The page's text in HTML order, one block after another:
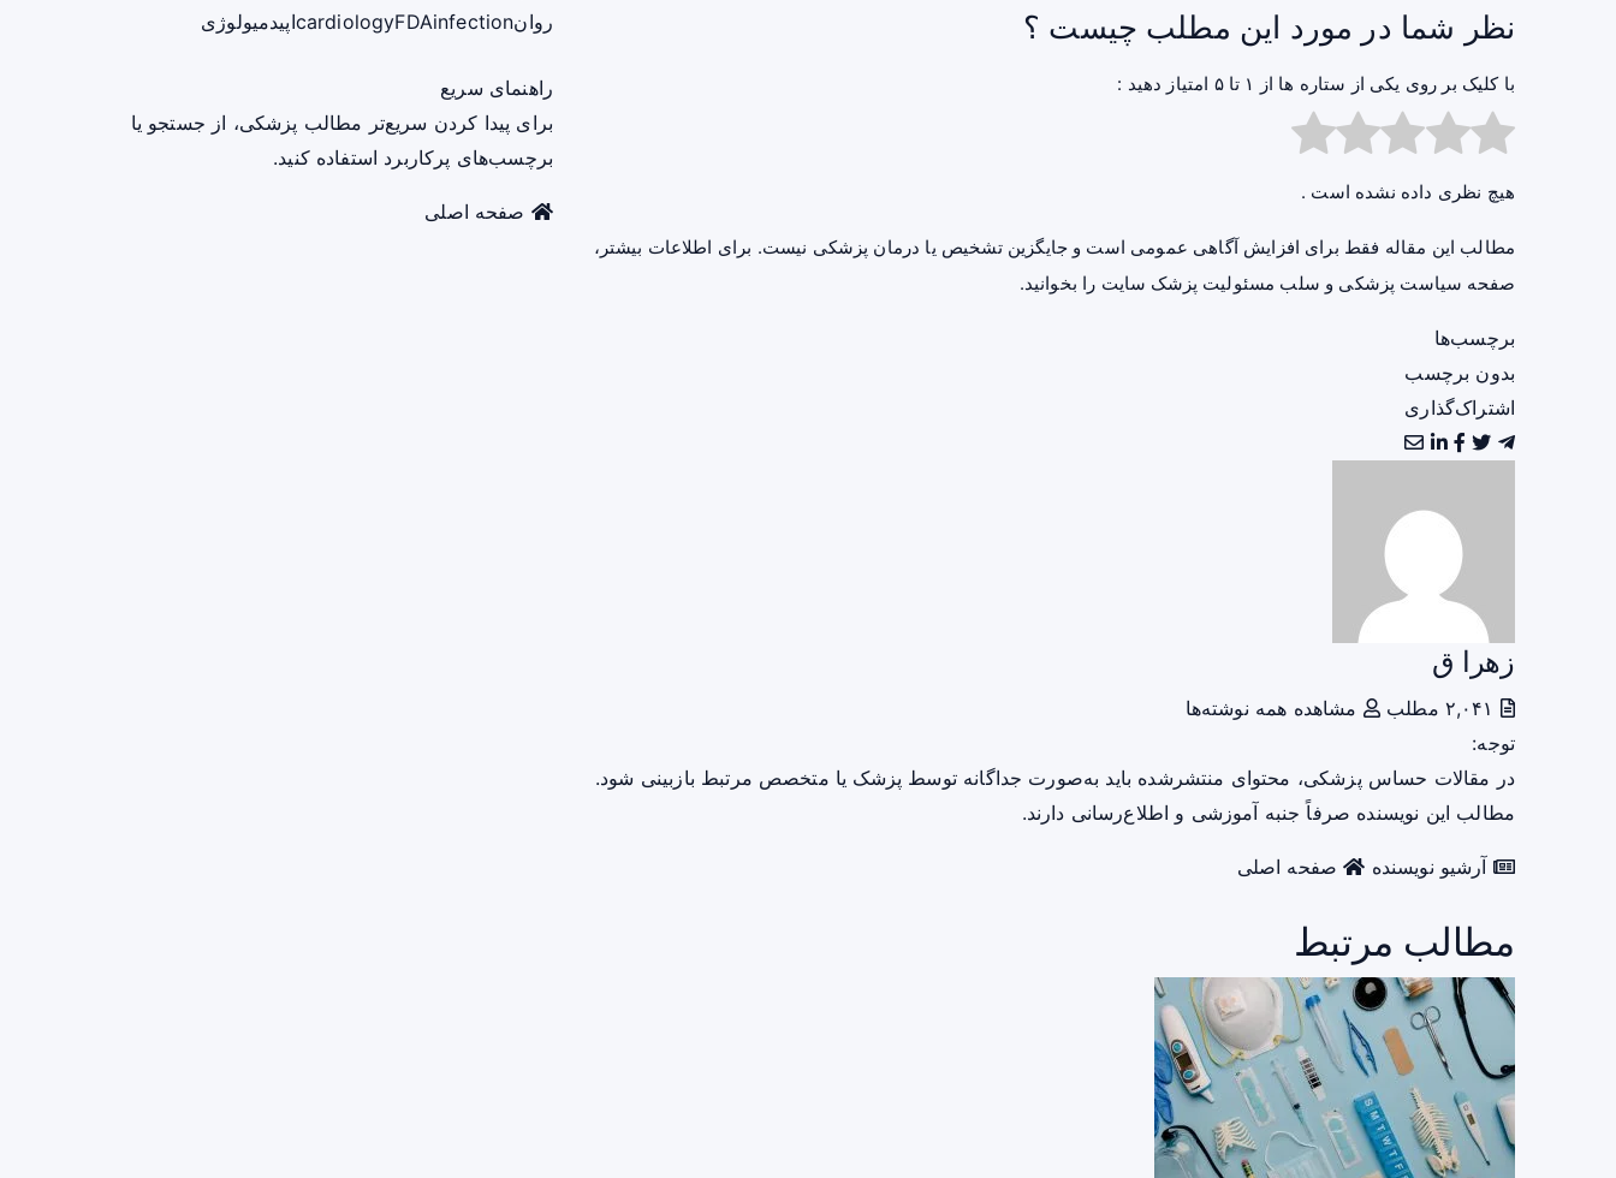
نظر شما در مورد این مطلب چیست ؟
با کلیک بر روی یکی از ستاره ها از ۱ تا ۵ امتیاز دهید :
هیچ نظری داده نشده است .
مطالب این مقاله فقط برای افزایش آگاهی عمومی است و جایگزین تشخیص یا درمان پزشکی نیست. برای اطلاعات بیشتر،
صفحه سیاست پزشکی و سلب مسئولیت پزشک سایت را بخوانید.
برچسب‌ها
بدون برچسب
اشتراک‌گذاری
زهرا ق
مشاهده همه نوشته‌ها
توجه:
در مقالات حساس پزشکی، محتوای منتشرشده باید به‌صورت جداگانه توسط پزشک یا متخصص مرتبط بازبینی شود.
مطالب این نویسنده صرفاً جنبه آموزشی و اطلاع‌رسانی دارند.
آرشیو نویسنده صفحه اصلی
مطالب مرتبط
روان
cardiologyFDAinfection اپیدمیولوژی
راهنمای سریع
برای پیدا کردن سریع‌تر مطالب پزشکی، از جستجو یا
برچسب‌های پرکاربرد استفاده کنید.
صفحه اصلی